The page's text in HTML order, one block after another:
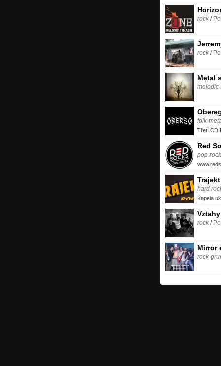
rock /
rock /
Metal
folk-
Třetí CD
Red
pop-
Trajekt
hard
Kapela
Vztahy
rock /
Mirror
rock-